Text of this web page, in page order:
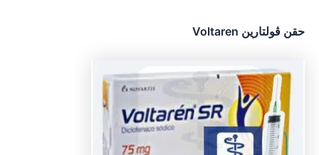
حقن ڤولتارين Voltaren